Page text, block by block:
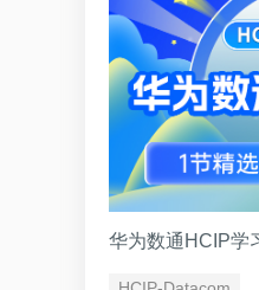
华为数通HCIP学